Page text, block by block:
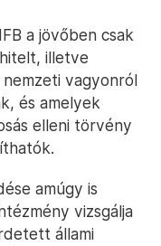
a jövőben csak
illetve
vagyonról
és amelyek
elleni törvény
amúgy is
vizsgálja
állami